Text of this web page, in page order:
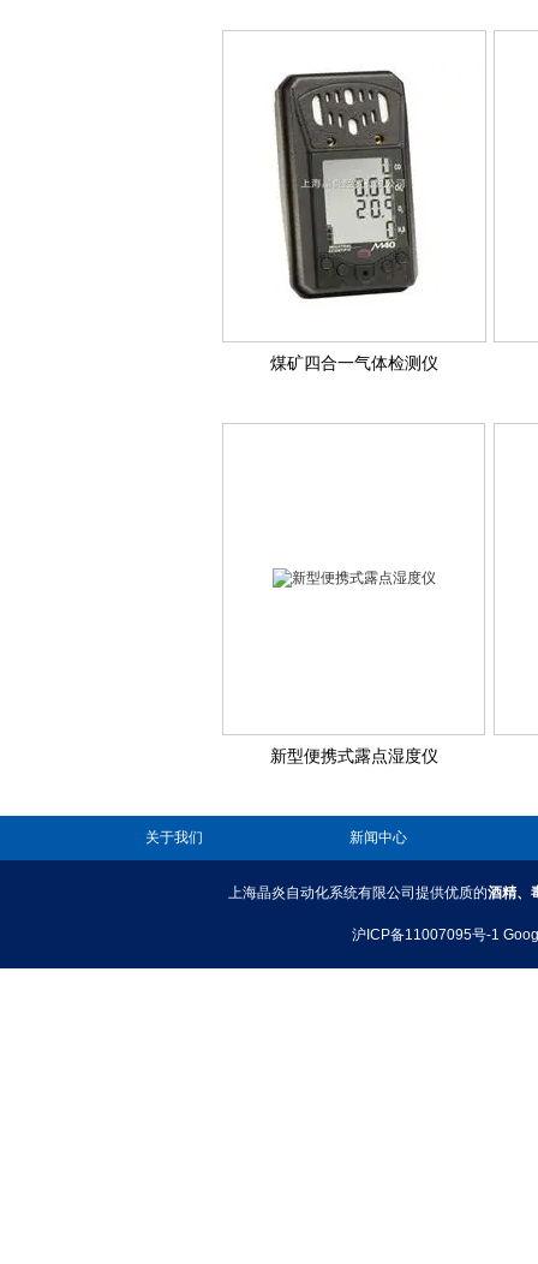
煤矿四合一气体检测仪
新型便携式露点湿度仪
关于我们 新闻中心
上海晶炎自动化系统有限公司提供优质的酒精、
沪ICP备11007095号-1